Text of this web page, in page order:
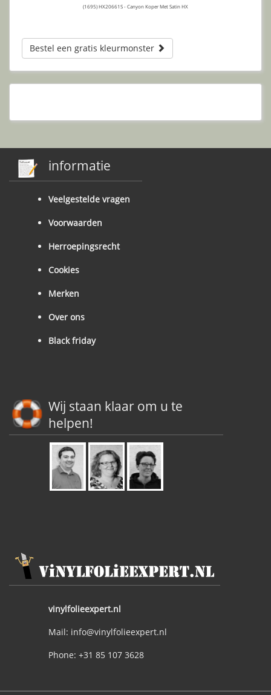
(1695) HX20661S - Canyon Koper Met Satin HX
Bestel een gratis kleurmonster
informatie
Veelgestelde vragen
Voorwaarden
Herroepingsrecht
Cookies
Merken
Over ons
Black friday
Wij staan klaar om u te
helpen!
vinylfolieexpert.nl
Mail: info@vinylfolieexpert.nl
Phone: +31 85 107 3628